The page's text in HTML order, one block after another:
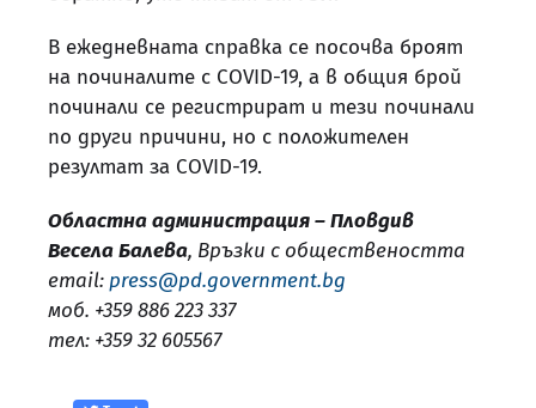
В ежедневната справка се посочва броят
на починалите с COVID-19, а в общия брой
починали се регистрират и тези починали
по други причини, но с положителен
резултат за COVID-19.
Областна администрация – Пловдив
Весела Балева, Връзки с обществеността
email: press@pd.government.bg
моб. +359 886 223 337
тел: +359 32 605567